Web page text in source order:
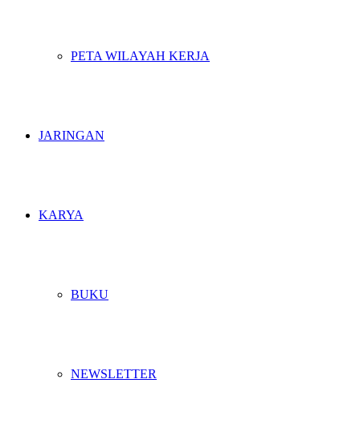
PETA WILAYAH KERJA
JARINGAN
KARYA
BUKU
NEWSLETTER